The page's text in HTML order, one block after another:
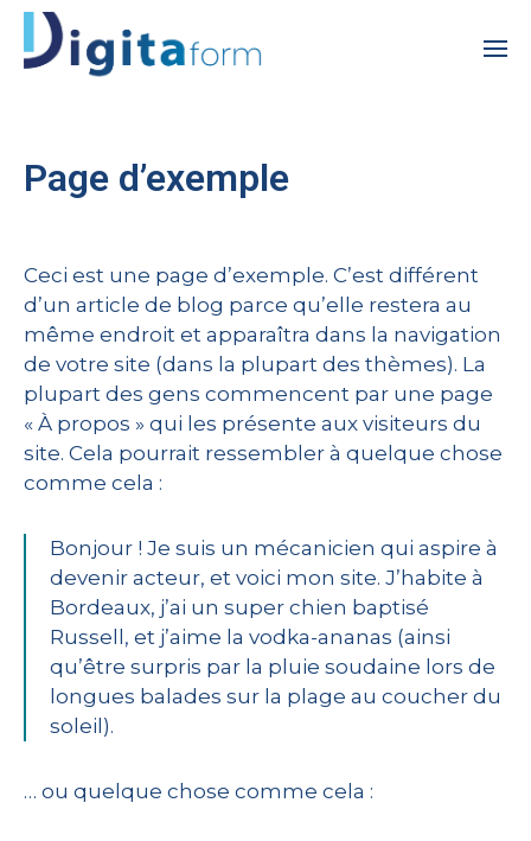
Page d’exemple
Ceci est une page d’exemple. C’est différent
d’un article de blog parce qu’elle restera au
même endroit et apparaîtra dans la navigation
de votre site (dans la plupart des thèmes). La
plupart des gens commencent par une page
« À propos » qui les présente aux visiteurs du
site. Cela pourrait ressembler à quelque chose
comme cela :
Bonjour ! Je suis un mécanicien qui aspire à
devenir acteur, et voici mon site. J’habite à
Bordeaux, j’ai un super chien baptisé
Russell, et j’aime la vodka-ananas (ainsi
qu’être surpris par la pluie soudaine lors de
longues balades sur la plage au coucher du
soleil).
… ou quelque chose comme cela :